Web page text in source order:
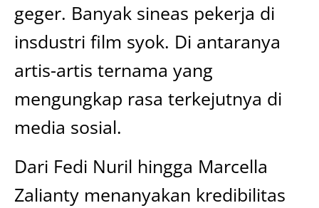
geger. Banyak sineas pekerja di
insdustri film syok. Di antaranya
artis-artis ternama yang
mengungkap rasa terkejutnya di
media sosial.
Dari Fedi Nuril hingga Marcella
Zalianty menanyakan kredibilitas